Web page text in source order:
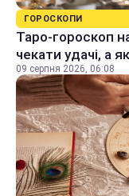
ГОРОСКОПИ
Таро-гороскоп
чекати удачі, а
09 серпня 2026, 06:08